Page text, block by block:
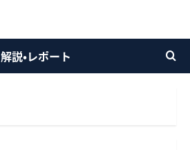
解説・レポート